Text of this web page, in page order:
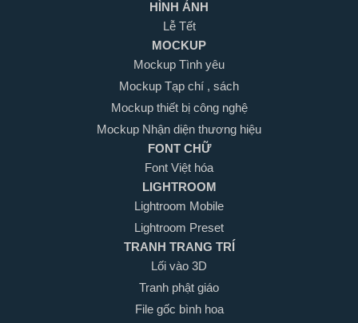
HÌNH ẢNH
Lễ Tết
MOCKUP
Mockup Tình yêu
Mockup Tạp chí , sách
Mockup thiết bị công nghệ
Mockup Nhận diện thương hiệu
FONT CHỮ
Font Việt hóa
LIGHTROOM
Lightroom Mobile
Lightroom Preset
TRANH TRANG TRÍ
Lối vào 3D
Tranh phật giáo
File gốc bình hoa